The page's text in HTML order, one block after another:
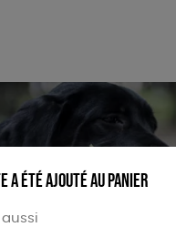
ÉPICERIE
a été ajouté au panier